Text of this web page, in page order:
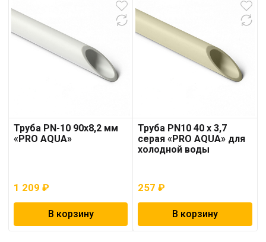
Труба PN-10 90х8,2 мм
«PRO AQUA»
1 209 ₽
В корзину
Труба PN10 40 x 3,7
серая «PRO AQUA» для
холодной воды
257₽
В корзину